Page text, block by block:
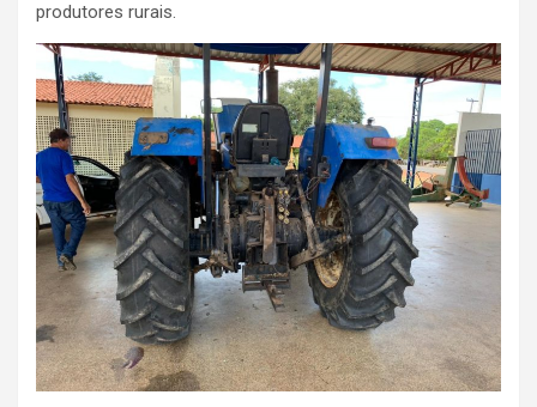
produtores rurais.